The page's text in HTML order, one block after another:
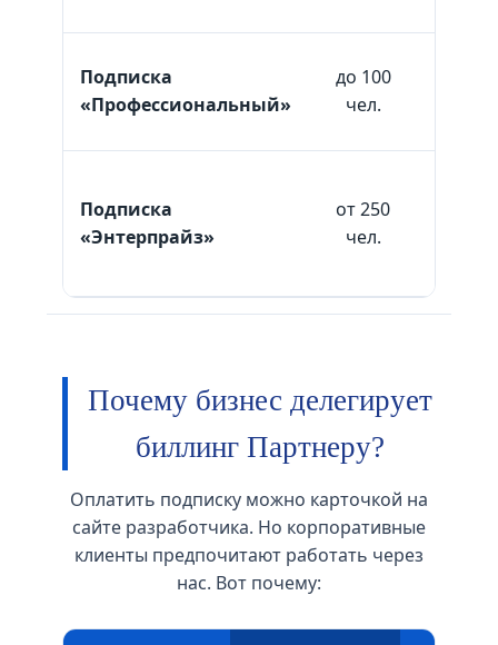
Подписка
«Профессиональный»
до 100
чел.
Подписка
«Энтерпрайз»
от 250
чел.
Почему бизнес делегирует
биллинг Партнеру?
Оплатить подписку можно карточкой на
сайте разработчика. Но корпоративные
клиенты предпочитают работать через
нас. Вот почему: